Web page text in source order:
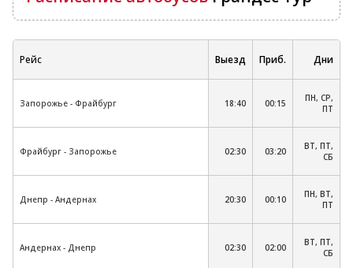
Рейс Выезд Приб. Дни
Запорожье - Фрайбург 18:40 00:15
ПН, СР,
ПТ
Фрайбург - Запорожье 02:30 03:20
ВТ, ПТ,
СБ
Днепр - Андернах 20:30 00:10
ПН, ВТ,
ПТ
Андернах - Днепр 02:30 02:00
ВТ, ПТ,
СБ